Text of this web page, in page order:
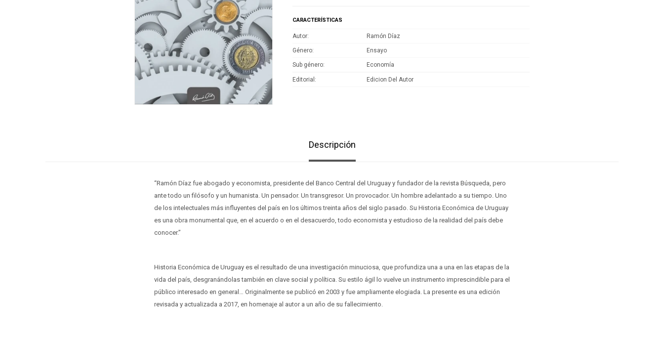
CARACTERÍSTICAS
Autor Ramón Díaz
Género Ensayo
Sub género Economía
Editorial Edicion Del Autor
Descripción
“Ramón Díaz fue abogado y economista, presidente del Banco Central del Uruguay y fundador de la revista Búsqueda, pero
ante todo un filósofo y un humanista. Un pensador. Un transgresor. Un provocador. Un hombre adelantado a su tiempo. Uno
de los intelectuales más influyentes del país en los últimos treinta años del siglo pasado. Su Historia Económica de Uruguay
es una obra monumental que, en el acuerdo o en el desacuerdo, todo economista y estudioso de la realidad del país debe
conocer.”
Historia Económica de Uruguay es el resultado de una investigación minuciosa, que profundiza una a una en las etapas de la
vida del país, desgranándolas también en clave social y política. Su estilo ágil lo vuelve un instrumento imprescindible para el
público interesado en general… Originalmente se publicó en 2003 y fue ampliamente elogiada. La presente es una edición
revisada y actualizada a 2017, en homenaje al autor a un año de su fallecimiento.